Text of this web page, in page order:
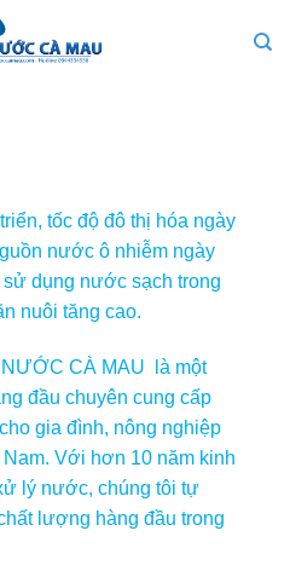
tốc độ đô thị hóa ngày
nước ô nhiễm ngày
dụng nước sạch trong
nuôi tăng cao.
CÀ MAU là một
đầu chuyên cung cấp
gia đình, nông nghiệp
Với hơn 10 năm kinh
lý nước, chúng tôi tự
lượng hàng đầu trong